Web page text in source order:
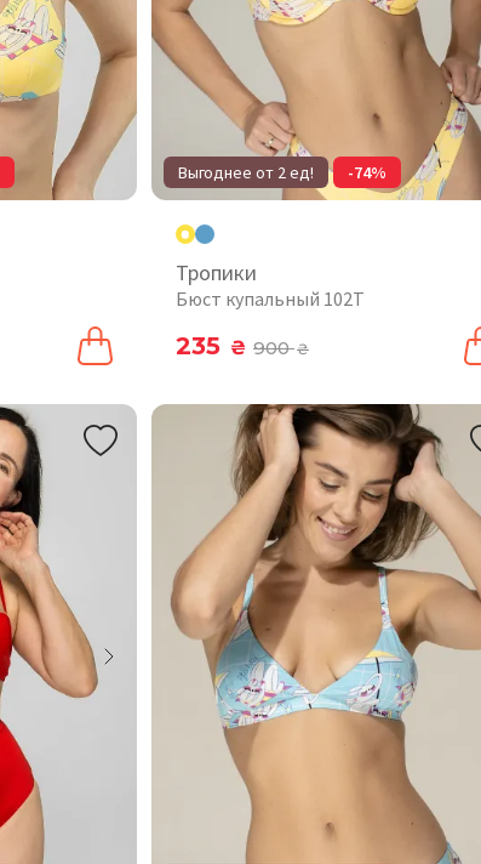
Выгоднее от 2 ед! -74%
Тропики
Бюст купальный 102T
235 ₴ 900₴